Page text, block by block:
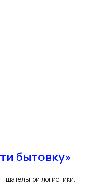
бытовку»
тщательной логистики.